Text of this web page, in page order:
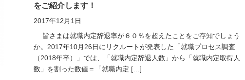
をご紹介します！
2017年12月1日
皆さまは就職内定辞退率が６０％を超えたことをご存知でしょう
か。2017年10月26日にリクルートが発表した「就職プロセス調査
（2018年卒）」では、「就職内定辞退人数」から「就職内定取得人
数」を割った数値＝「就職内定 […]